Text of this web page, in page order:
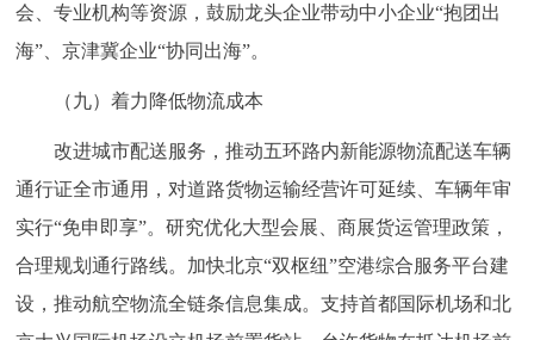
会、专业机构等资源，鼓励龙头企业带动中小企业“抱团出
海”、京津冀企业“协同出海”。
（九）着力降低物流成本
改进城市配送服务，推动五环路内新能源物流配送车辆
通行证全市通用，对道路货物运输经营许可延续、车辆年审
实行“免申即享”。研究优化大型会展、商展货运管理政策，
合理规划通行路线。加快北京“双枢纽”空港综合服务平台建
设，推动航空物流全链条信息集成。支持首都国际机场和北